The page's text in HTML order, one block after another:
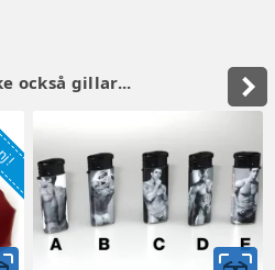
också gillar...